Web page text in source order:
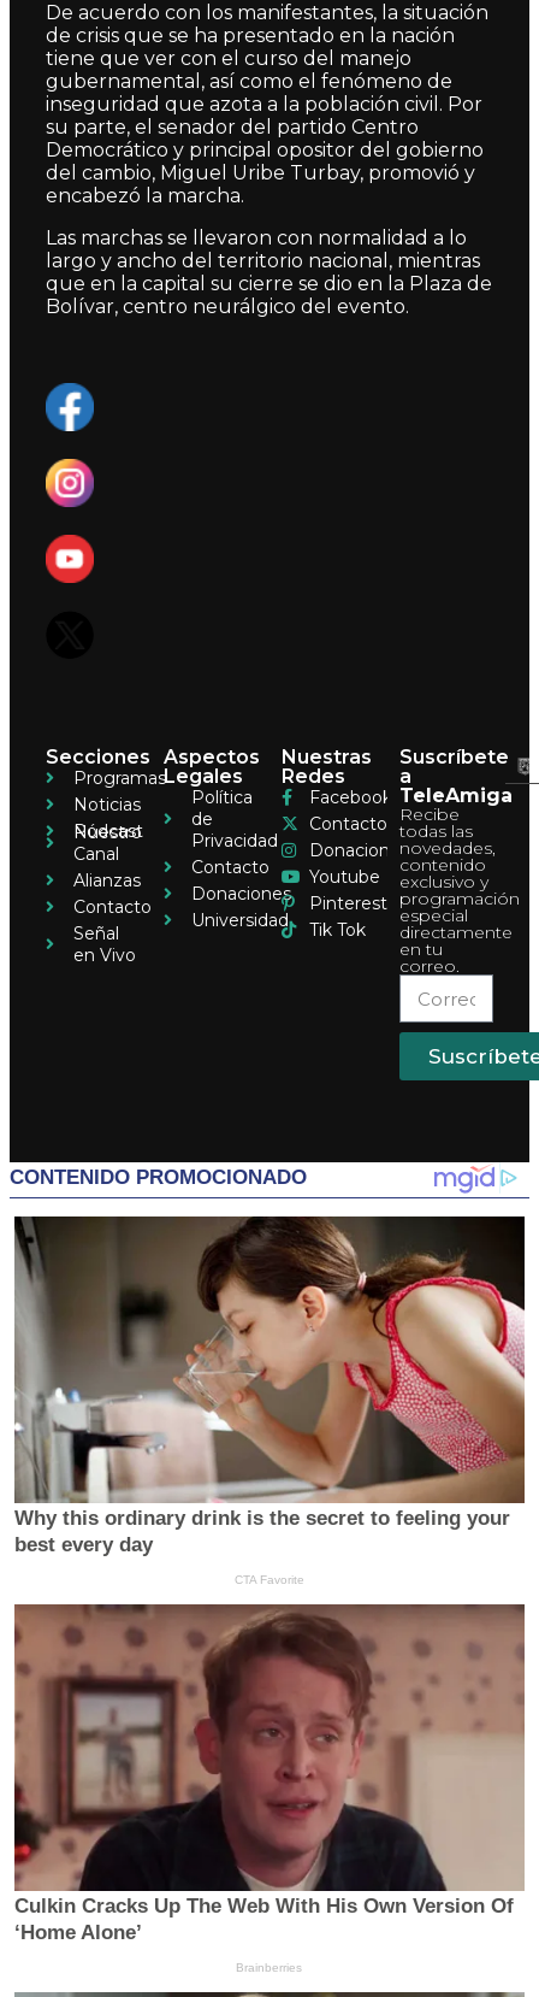
De acuerdo con los manifestantes, la situación
de crisis que se ha presentado en la nación
tiene que ver con el curso del manejo
gubernamental, así como el fenómeno de
inseguridad que azota a la población civil. Por
su parte, el senador del partido Centro
Democrático y principal opositor del gobierno
del cambio, Miguel Uribe Turbay, promovió y
encabezó la marcha.
Las marchas se llevaron con normalidad a lo
largo y ancho del territorio nacional, mientras
que en la capital su cierre se dio en la Plaza de
Bolívar, centro neurálgico del evento.
Secciones
Programas
Noticias
Pódcast
Nuestro
Canal
Alianzas
Contacto
Señal
en Vivo
Aspectos
Legales
Política
de
Privacidad
Contacto
Donaciones
Universidad
Nuestras
Redes
Facebook
Contacto
Donaciones
Youtube
Pinterest
Tik Tok
Suscríbete
a
TeleAmiga
Recibe
todas las
novedades,
contenido
exclusivo y
programación
especial
directamente
en tu
correo.